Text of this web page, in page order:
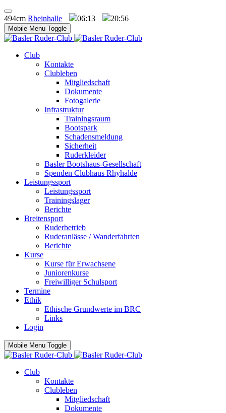
494cm Rheinhalle 06:13 20:56
Mobile Menu Toggle
Club
Kontakte
Clubleben
Mitgliedschaft
Dokumente
Fotogalerie
Infrastruktur
Trainingsraum
Bootspark
Schadensmeldung
Sicherheit
Ruderkleider
Basler Bootshaus-Gesellschaft
Spenden Clubhaus Rhyhalde
Leistungssport
Leistungssport
Trainingslager
Berichte
Breitensport
Ruderbetrieb
Ruderanlässe / Wanderfahrten
Berichte
Kurse
Kurse für Erwachsene
Juniorenkurse
Freiwilliger Schulsport
Termine
Ethik
Ethische Grundwerte im BRC
Links
Login
Mobile Menu Toggle
Club
Kontakte
Clubleben
Mitgliedschaft
Dokumente